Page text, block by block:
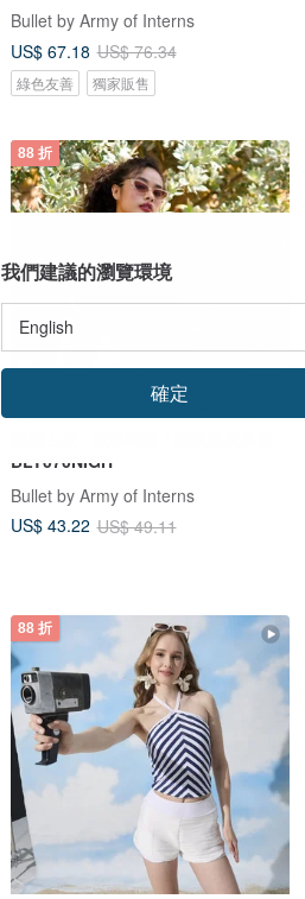
Bullet by Army of Interns
US$ 67.18 US$ 76.34
綠色友善 獨家販售
88 折
BLT070NIGH
Bullet by Army of Interns
US$ 43.22 US$ 49.11
88 折
我們建議的瀏覽環境
確定